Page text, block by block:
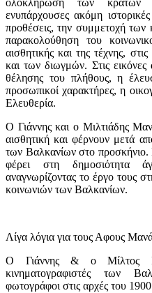
ολοκλήρωση των κρατών
ενυπάρχουσες ακόμη
προθέσεις, την συμμετοχή
παρακολούθηση του
αισθητικής και της τέχνης,
και των διωγμών. Στις
θέλησης του πλήθους, η
προσωπικοί χαρακτήρες, η
Ελευθερία.
Ο Γιάννης και ο Μιλτιάδης
αισθητική και φέρνουν μετά
των Βαλκανίων στο
φέρει στη δημοσιότητα
αναγνωρίζοντας το έργο τους
κοινωνιών των Βαλκανίων.
Λίγα λόγια για τους Αφους
O Γιάννης & ο Μίλτος
κινηματογραφιστές των
φωτογράφοι στις αρχές του